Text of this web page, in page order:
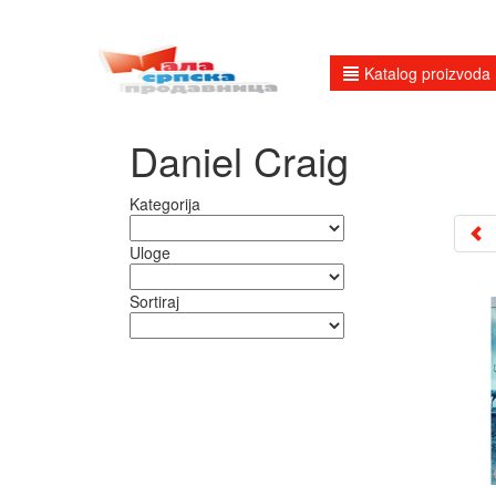
Katalog proizvoda
Daniel Craig
Kategorija
Uloge
Sortiraj